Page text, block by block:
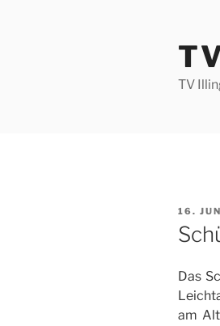
TV
AM
16.
Das
am